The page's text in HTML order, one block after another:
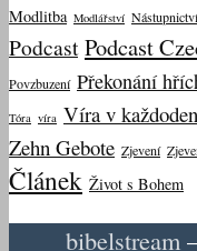
Modlitba Modlářství Nástupnictví
Podcast Podcast
Povzbuzení Překonání
Tóra víra Víra v
Zehn Gebote Zjevení
Článek Život s Bohem
bibelstream